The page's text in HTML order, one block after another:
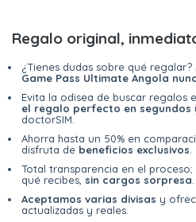
Regalo original,
¿Tienes dudas sobre qué regalar? ¡
Game Pass Ultimate Angola
Evita la odisea de buscar regalos
el regalo perfecto en segundos
doctorSIM.
Ahorra hasta un 50% en
disfruta de beneficios exclusivos
Total transparencia en el
qué recibes, sin cargos sorpresa
Aceptamos varias divisas y
actualizadas y reales.